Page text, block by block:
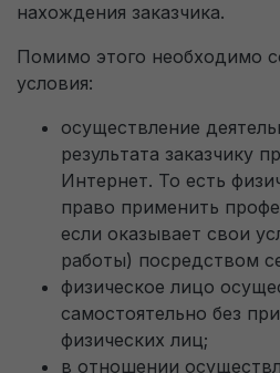
нахождения заказчика.
Помимо этого необходимо
условия:
осуществление
результата заказчику
Интернет. То есть
право применить
если оказывает свои
работы) посредством
физическое лицо
самостоятельно без
физических лиц;
в отношении